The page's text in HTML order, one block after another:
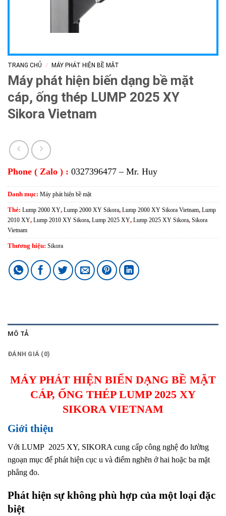
TRANG CHỦ / MÁY PHÁT HIỆN BỀ MẶT
Máy phát hiện biến dạng bề mặt
cáp, ống thép LUMP 2025 XY
Sikora Vietnam
Phone ( Zalo ) : 0327396477 – Mr. Huy
Danh mục: Máy phát hiện bề mặt
Thẻ: Lump 2000 XY, Lump 2000 XY Sikora, Lump 2000 XY Sikora Vietnam, Lump
2010 XY, Lump 2010 XY Sikora, Lump 2025 XY, Lump 2025 XY Sikora, Sikora
Vietnam
Thương hiệu: Sikora
MÔ TẢ
ĐÁNH GIÁ (0)
MÁY PHÁT HIỆN BIẾN DẠNG BỀ MẶT
CÁP, ỐNG THÉP LUMP 2025 XY
SIKORA VIETNAM
Giới thiệu
Với LUMP 2025 XY, SIKORA cung cấp công nghệ đo lường
ngoạn mục để phát hiện cục u và điểm nghẽn ở hai hoặc ba mặt
phẳng đo.
Phát hiện sự không phù hợp của một loại đặc
biệt